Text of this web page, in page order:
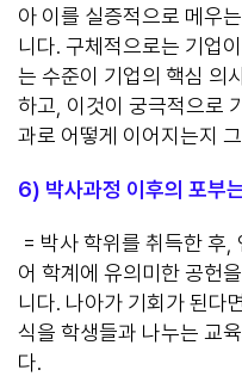
아 이를 실증적으로 메우
니다. 구체적으로는 기업
는 수준이 기업의 핵심 의
하고, 이것이 궁극적으로
과로 어떻게 이어지는지
6) 박사과정 이후의 포부
= 박사 학위를 취득한 후,
어 학계에 유의미한 공헌
니다. 나아가 기회가 된다
식을 학생들과 나누는 교
다.